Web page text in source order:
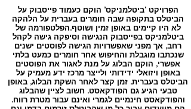
הפרויקט ‘ביטלמניקס’ הוקם כעמוד פייסבוק על
הביטלס בתקופה שבה חומרים בעברית על הלהקה
לא היו קיימים באופן זמין ושוטף.הפלטפורמה של
ביטלמניקס בפייסבוק הנגישה וסיפקה גישה לקהל
רחב, אך מפני שאפשרויות הגישה לפוסטים ישנים
שנכתבו מוגבלת והחיפוש אחר חומרים כמעט בלתי
אפשרי, הוקם הבלוג על מנת לאגור את הפוסטים
באופן ויזואלי ידידותי ולייצר מרכז ידע מעמיק על
הביטלס בעברית. זמן קצר לאחר השקת הבלוג, באופן
טבעי הגיע גם הפודקאסט. חשוב לציין שהבלוג
והפודקאסט חינמיים לגמרי ואינם עבור מטרת רווח.